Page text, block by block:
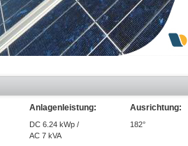
Anlagenleistung: Ausrichtung:
DC 6.24 kWp /
AC 7 kVA
182°